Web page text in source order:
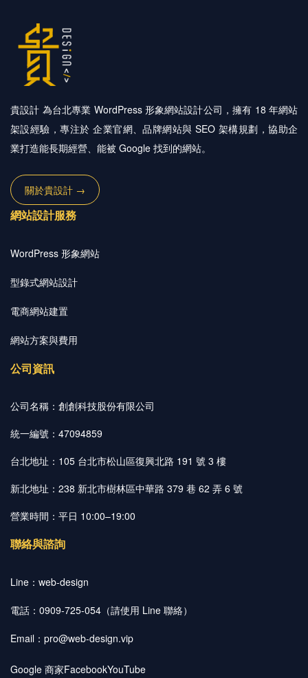
貴設計 為台北專業 WordPress 形象網站設計公司，擁有 18 年網站
架設經驗，專注於 企業官網、品牌網站與 SEO 架構規劃，協助企
業打造能長期經營、能被 Google 找到的網站。
關於貴設計 →
網站設計服務
WordPress 形象網站
型錄式網站設計
電商網站建置
網站方案與費用
公司資訊
公司名稱：創創科技股份有限公司
統一編號：47094859
台北地址：105 台北市松山區復興北路 191 號 3 樓
新北地址：238 新北市樹林區中華路 379 巷 62 弄 6 號
營業時間：平日 10:00–19:00
聯絡與諮詢
Line： web-design
電話：0909-725-054（請使用 Line 聯絡）
Email： pro@web-design.vip
Google 商家FacebookYouTube